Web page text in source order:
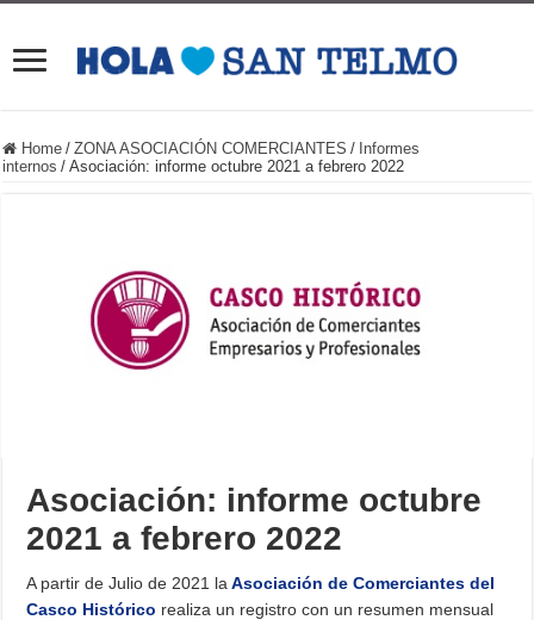
Home / ZONA ASOCIACIÓN COMERCIANTES / Informes
internos / Asociación: informe octubre 2021 a febrero 2022
Asociación: informe octubre
2021 a febrero 2022
A partir de Julio de 2021 la Asociación de Comerciantes del
Casco Histórico realiza un registro con un resumen mensual